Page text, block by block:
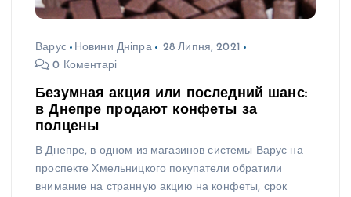
Варус Новини Дніпра
28 Липня, 2021
0 Коментарі
Безумная акция или последний шанс:
в Днепре продают конфеты за
полцены
В Днепре, в одном из магазинов системы Варус на
проспекте Хмельницкого покупатели обратили
внимание на странную акцию на конфеты, срок